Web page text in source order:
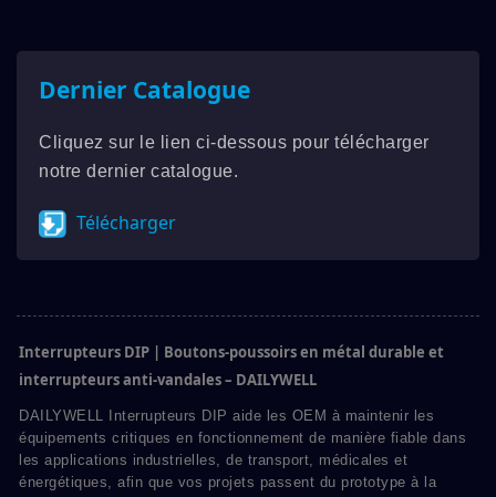
Dernier Catalogue
Cliquez sur le lien ci-dessous pour télécharger
notre dernier catalogue.
Télécharger
Interrupteurs DIP | Boutons-poussoirs en métal durable et
interrupteurs anti-vandales – DAILYWELL
DAILYWELL Interrupteurs DIP aide les OEM à maintenir les
équipements critiques en fonctionnement de manière fiable dans
les applications industrielles, de transport, médicales et
énergétiques, afin que vos projets passent du prototype à la